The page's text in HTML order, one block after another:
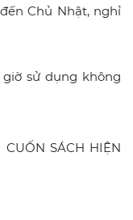
Chủ Nhật, nghỉ
sử dụng không
SÁCH HIỆN